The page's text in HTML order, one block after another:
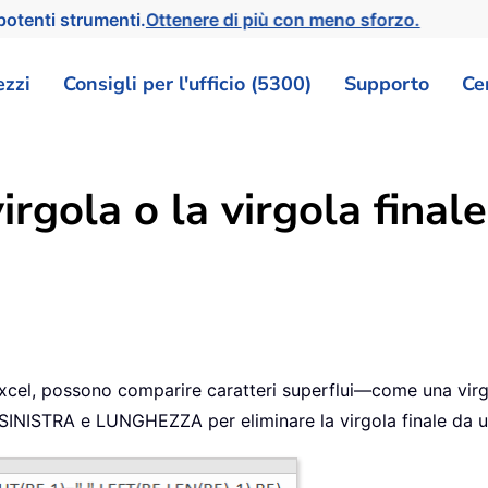
strumenti.Ottenere di più con meno sforzo.
Consigli per l'ufficio (5300) Supporto
o la virgola
possono comparire caratteri superflui—come una
e LUNGHEZZA per eliminare la virgola finale da